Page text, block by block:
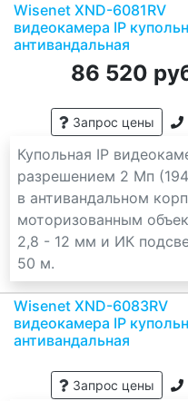
Wisenet XND-6081RV
видеокамера IP
антивандальная
86 520
Запрос цены
Купольная IP
разрешением 2 Мп
в антивандальном
моторизованным
2,8 - 12 мм и ИК
50 м.
Wisenet XND-6083RV
видеокамера IP
антивандальная
Запрос цены